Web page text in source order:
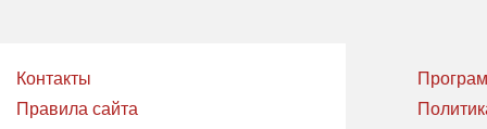
Контакты
Правила сайта